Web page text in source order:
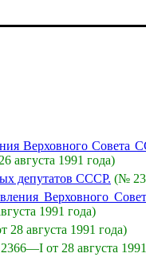
Верховного
августа 1991 года)
депутатов СССР. (№
Верховного
1991 года)
августа 1991 года)
от 28 августа